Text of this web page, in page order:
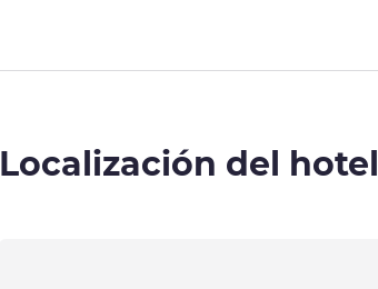
Localización del hotel